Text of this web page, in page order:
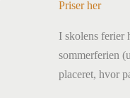
Priser her
I skolens ferier
sommerferien
placeret, hvor